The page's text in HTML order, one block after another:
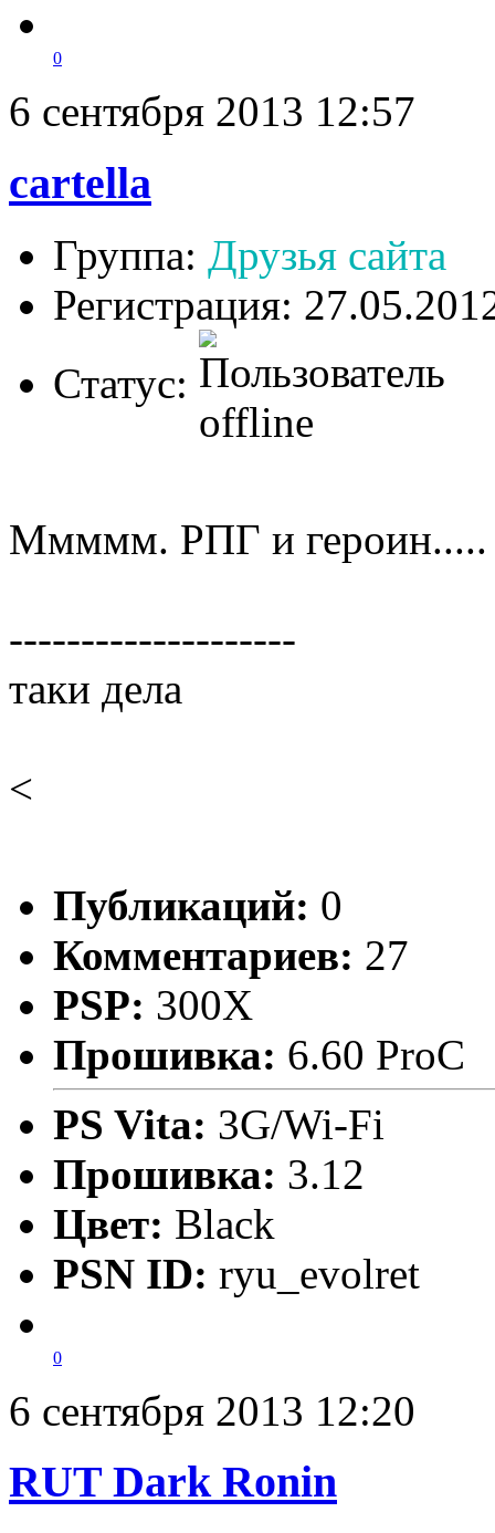
0
6 сентября 2013 12:57
cartella
Группа: Друзья сайта
Регистрация:
Статус:
Ммммм. РПГ и героин.....
--------------------
таки дела
<
Публикаций: 0
Комментариев: 27
PSP: 300X
Прошивка: 6.60 ProC
PS Vita: 3G/Wi-Fi
Прошивка: 3.12
Цвет: Black
PSN ID: ryu_evolret
0
6 сентября 2013 12:20
RUT Dark Ronin